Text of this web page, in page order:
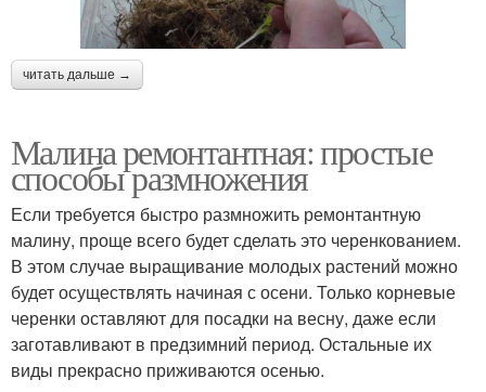
читать дальше →
Малина ремонтантная: простые
способы размножения
Если требуется быстро размножить ремонтантную
малину, проще всего будет сделать это черенкованием.
В этом случае выращивание молодых растений можно
будет осуществлять начиная с осени. Только корневые
черенки оставляют для посадки на весну, даже если
заготавливают в предзимний период. Остальные их
виды прекрасно приживаются осенью.